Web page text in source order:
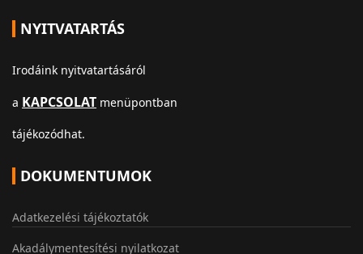
NYITVATARTÁS
Irodáink nyitvatartásáról
a KAPCSOLAT menüpontban
tájékozódhat.
DOKUMENTUMOK
Adatkezelési tájékoztatók
Akadálymentesítési nyilatkozat